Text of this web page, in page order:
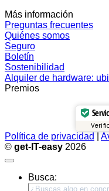
Más información
Preguntas frecuentes
Quiénes somos
Seguro
Boletín
Sostenibilidad
Alquiler de hardware:
Premios
Política de privacidad
© get-IT-easy 2026
Busca: